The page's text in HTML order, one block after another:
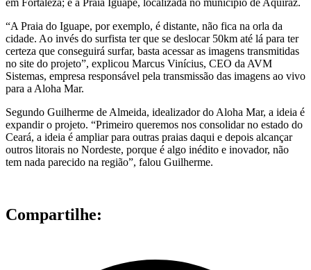
“A Praia do Iguape, por exemplo, é distante, não fica na orla da
cidade. Ao invés do surfista ter que se deslocar 50km até lá para ter
certeza que conseguirá surfar, basta acessar as imagens transmitidas
no site do projeto”, explicou Marcus Vinícius, CEO da AVM
Sistemas, empresa responsável pela transmissão das imagens ao vivo
para a Aloha Mar.
Segundo Guilherme de Almeida, idealizador do Aloha Mar, a ideia é
expandir o projeto. “Primeiro queremos nos consolidar no estado do
Ceará, a ideia é ampliar para outras praias daqui e depois alcançar
outros litorais no Nordeste, porque é algo inédito e inovador, não
tem nada parecido na região”, falou Guilherme.
Compartilhe: